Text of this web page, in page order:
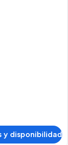
y disponibilidad